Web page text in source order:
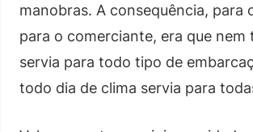
manobras. A consequência, para
para o comerciante, era que nem
servia para todo tipo de
todo dia de clima servia para